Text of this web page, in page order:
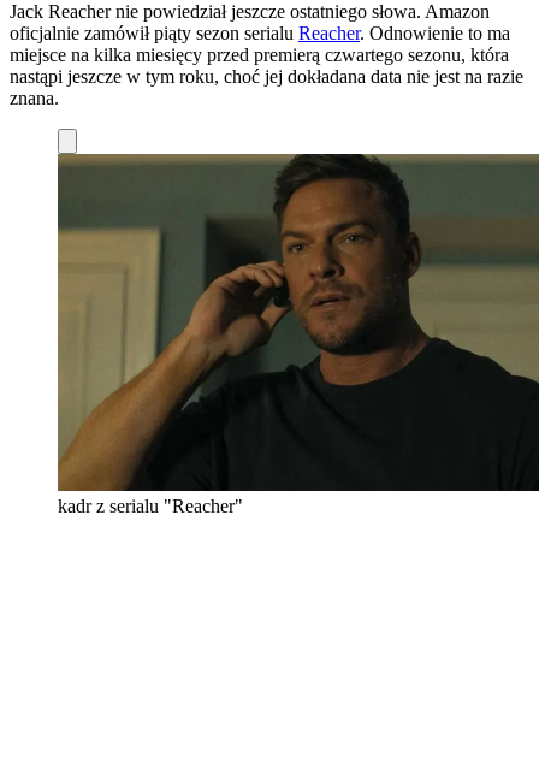
Jack Reacher nie powiedział jeszcze ostatniego słowa. Amazon
oficjalnie zamówił piąty sezon serialu Reacher. Odnowienie to ma
miejsce na kilka miesięcy przed premierą czwartego sezonu, która
nastąpi jeszcze w tym roku, choć jej dokładana data nie jest na razie
znana.
kadr z serialu "Reacher"